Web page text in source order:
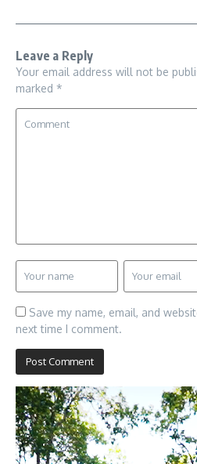
Leave a Reply
Your email address will not be
marked *
Save my name, email, and
next time I comment.